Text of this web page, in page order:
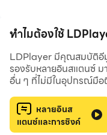
ตำนานพื้นบ้าน เรื่องรา
รูปแบบซีรีส์การ์ตูนต่อเนื่
จักรวาลแฟนตาซีที่มีรูป
ก่อสร้างลอยน้ำที่มีลักษ
ราเคิล" ได้นำความโก
ราเคิลเหล่านี้ปล่อยค
เรียกว่า "เอสเปอร์" ได้
ทำไมต้องใช้
LDPlayer มีคุณสมบัติอี
รองรับหลายอินสแตนซ์
อื่น ๆ ที่ไม่มีในอุปกรณ์มือ
หลายอินส
แตนซ์และการซิงค์